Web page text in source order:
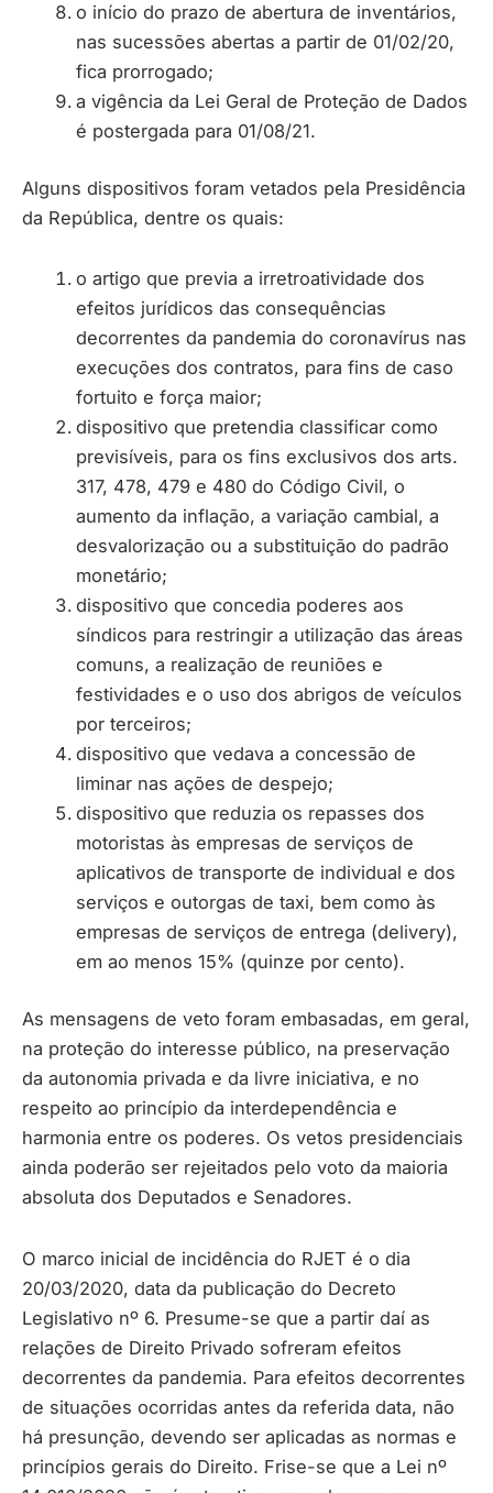
o início do prazo de abertura de inventários,
nas sucessões abertas a partir de 01/02/20,
fica prorrogado;
a vigência da Lei Geral de Proteção de Dados
é postergada para 01/08/21.
Alguns dispositivos foram vetados pela Presidência
da República, dentre os quais:
o artigo que previa a irretroatividade dos
efeitos jurídicos das consequências
decorrentes da pandemia do coronavírus nas
execuções dos contratos, para fins de caso
fortuito e força maior;
dispositivo que pretendia classificar como
previsíveis, para os fins exclusivos dos arts.
317, 478, 479 e 480 do Código Civil, o
aumento da inflação, a variação cambial, a
desvalorização ou a substituição do padrão
monetário;
dispositivo que concedia poderes aos
síndicos para restringir a utilização das áreas
comuns, a realização de reuniões e
festividades e o uso dos abrigos de veículos
por terceiros;
dispositivo que vedava a concessão de
liminar nas ações de despejo;
dispositivo que reduzia os repasses dos
motoristas às empresas de serviços de
aplicativos de transporte de individual e dos
serviços e outorgas de taxi, bem como às
empresas de serviços de entrega (delivery),
em ao menos 15% (quinze por cento).
As mensagens de veto foram embasadas, em geral,
na proteção do interesse público, na preservação
da autonomia privada e da livre iniciativa, e no
respeito ao princípio da interdependência e
harmonia entre os poderes. Os vetos presidenciais
ainda poderão ser rejeitados pelo voto da maioria
absoluta dos Deputados e Senadores.
O marco inicial de incidência do RJET é o dia
20/03/2020, data da publicação do Decreto
Legislativo nº 6. Presume-se que a partir daí as
relações de Direito Privado sofreram efeitos
decorrentes da pandemia. Para efeitos decorrentes
de situações ocorridas antes da referida data, não
há presunção, devendo ser aplicadas as normas e
princípios gerais do Direito. Frise-se que a Lei nº